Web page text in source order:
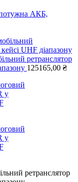
потужна АКБ,
ретранслятор
125165,00 ₴